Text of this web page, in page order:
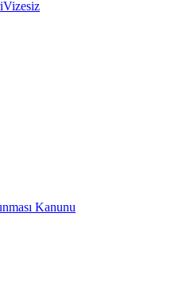
Vizesiz
Kanunu